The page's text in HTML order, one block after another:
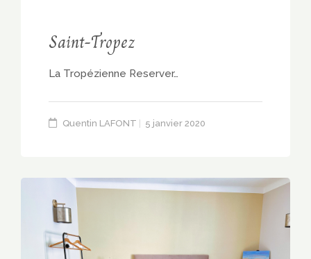
Saint-Tropez
La Tropézienne Reserver…
Quentin LAFONT 5 janvier 2020